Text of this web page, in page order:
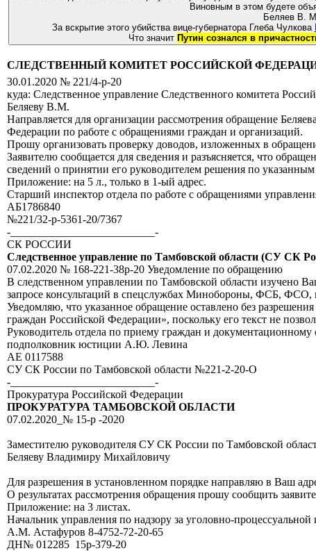
Виновным в этом будете
Беляев В. М.
За вскрытие этого убийства вице-губернатора Глеба Чулкова
Что значит
СЛЕДСТВЕННЫЙ КОМИТЕТ РОССИЙСКОЙ
30.01.2020 № 221/4-p-20
куда: Следственное управление Следственного комитета
Беляеву В.М.
Направляется для организации рассмотрения обращение
Федерации по работе с обращениями граждан и организаций.
Прошу организовать проверку доводов, изложенных в
Заявителю сообщается для сведения и разъясняется, что
сведений о принятии его руководителем решения по
Приложение: на 5 л., только в 1-ый адрес.
Старший инспектор отдела по работе с обращениями
АБ1786840
№221/32-р-5361-20/7367
-__________________________-
СК РОССИИ
Следственное управление по Тамбовской области (СУ СК
07.02.2020 № 168-221-38р-20 Уведомление по обращению
В следственном управлении по Тамбовской области изучено
запросе консультаций в спецслужбах Минобороны, ФСБ, ФСО,
Уведомляю, что указанное обращение оставлено без
граждан Российской Федерации», поскольку его текст не
Руководитель отдела по приему граждан и документационному
подполковник юстиции А.Ю. Левина
АЕ 0117588
СУ СК России по Тамбовской области №221-2-20-О
-__________________________-
Прокуратура Российской Федерации
ПРОКУРАТУРА ТАМБОВСКОЙ ОБЛАСТИ
07.02.2020_№ 15-р -2020
Заместителю руководителя СУ СК России по Тамбовской
Беляеву Владимиру Михайловичу
Для разрешения в установленном порядке направляю в Ваш
О результатах рассмотрения обращения прошу сообщить
Приложение: на 3 листах.
Начальник управления по надзору за уголовно-
A.M. Астафуров 8-4752-72-20-65
ДН№ 012285 15р-379-20